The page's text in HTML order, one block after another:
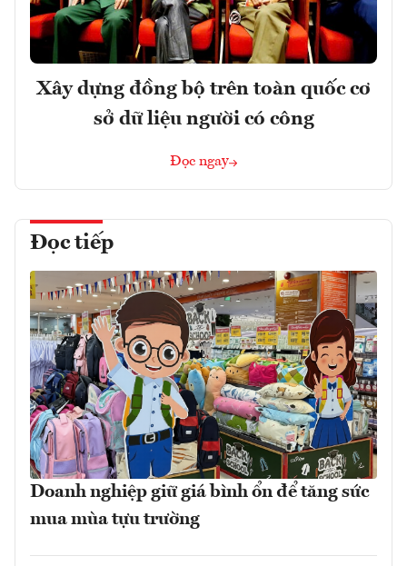
Xây dựng đồng bộ trên toàn quốc cơ
sở dữ liệu người có công
Đọc ngay
Đọc tiếp
Doanh nghiệp giữ giá bình ổn để tăng sức
mua mùa tựu trường